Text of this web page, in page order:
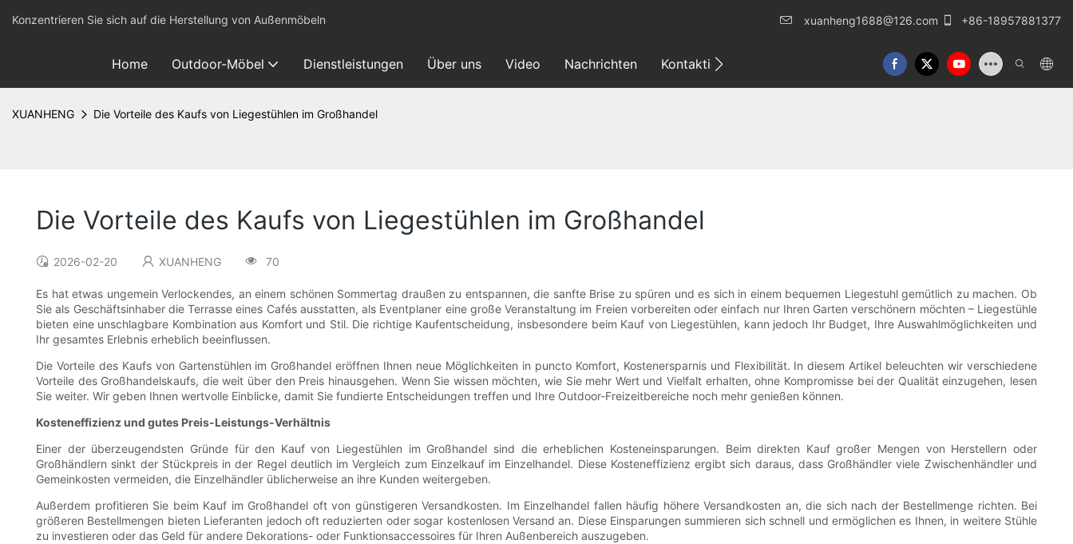
Konzentrieren Sie sich auf die Herstellung von Außenmöbeln xuanheng1688@126.com +86-18957881377
Home Outdoor-Möbel Dienstleistungen Über uns Video Nachrichten Kontaktieren Sie uns
XUANHENG Die Vorteile des Kaufs von Liegestühlen im Großhandel
Die Vorteile des Kaufs von Liegestühlen im Großhandel
2026-02-20 XUANHENG 70
Es hat etwas ungemein Verlockendes, an einem schönen Sommertag draußen zu entspannen, die sanfte Brise zu spüren und es sich in einem bequemen Liegestuhl gemütlich zu machen. Ob
Sie als Geschäftsinhaber die Terrasse eines Cafés ausstatten, als Eventplaner eine große Veranstaltung im Freien vorbereiten oder einfach nur Ihren Garten verschönern möchten – Liegestühle
bieten eine unschlagbare Kombination aus Komfort und Stil. Die richtige Kaufentscheidung, insbesondere beim Kauf von Liegestühlen, kann jedoch Ihr Budget, Ihre Auswahlmöglichkeiten und
Ihr gesamtes Erlebnis erheblich beeinflussen.
Die Vorteile des Kaufs von Gartenstühlen im Großhandel eröffnen Ihnen neue Möglichkeiten in puncto Komfort, Kostenersparnis und Flexibilität. In diesem Artikel beleuchten wir verschiedene
Vorteile des Großhandelskaufs, die weit über den Preis hinausgehen. Wenn Sie wissen möchten, wie Sie mehr Wert und Vielfalt erhalten, ohne Kompromisse bei der Qualität einzugehen, lesen
Sie weiter. Wir geben Ihnen wertvolle Einblicke, damit Sie fundierte Entscheidungen treffen und Ihre Outdoor-Freizeitbereiche noch mehr genießen können.
Kosteneffizienz und gutes Preis-Leistungs-Verhältnis
Einer der überzeugendsten Gründe für den Kauf von Liegestühlen im Großhandel sind die erheblichen Kosteneinsparungen. Beim direkten Kauf großer Mengen von Herstellern oder
Großhändlern sinkt der Stückpreis in der Regel deutlich im Vergleich zum Einzelkauf im Einzelhandel. Diese Kosteneffizienz ergibt sich daraus, dass Großhändler viele Zwischenhändler und
Gemeinkosten vermeiden, die Einzelhändler üblicherweise an ihre Kunden weitergeben.
Außerdem profitieren Sie beim Kauf im Großhandel oft von günstigeren Versandkosten. Im Einzelhandel fallen häufig höhere Versandkosten an, die sich nach der Bestellmenge richten. Bei
größeren Bestellmengen bieten Lieferanten jedoch oft reduzierten oder sogar kostenlosen Versand an. Diese Einsparungen summieren sich schnell und ermöglichen es Ihnen, in weitere Stühle
zu investieren oder das Geld für andere Dekorations- oder Funktionsaccessoires für Ihren Außenbereich auszugeben.